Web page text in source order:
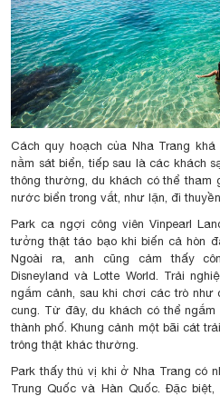
Cách quy hoạch của Nha Trang
nằm sát biển, tiếp sau là các khách
thông thường, du khách có thể tham
nước biển trong vắt, như lặn, đi
Park ca ngợi công viên Vinpearl
tưởng thật táo bạo khi biến cả hòn
Ngoài ra, anh cũng cảm thấy
Disneyland và Lotte World. Trải
ngắm cảnh, sau khi chơi các trò
cung. Từ đây, du khách có thể
thành phố. Khung cảnh một bãi cát
trông thật khác thường.
Park thấy thú vị khi ở Nha Trang có
Trung Quốc và Hàn Quốc. Đặc